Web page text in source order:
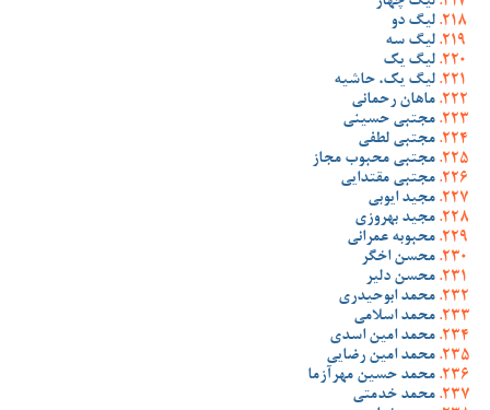
لیگ دو
لیگ سه
لیگ یک
لیگ یک، حاشیه
ماهان رحمانی
مجتبی حسینی
مجتبی لطفی
مجتبی محبوب مجاز
مجتبی مقتدایی
مجید ایوبی
مجید بهروزی
محبوبه عمرانی
محسن اخگر
محسن دلیر
محمد ابوحیدری
محمد اسلامی
محمد امین اسدی
محمد امین رضایی
محمد حسین مهرآزما
محمد خدمتی